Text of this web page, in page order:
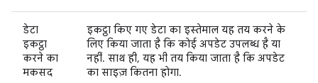
डेटा
इकट्ठा
करने का
मकसद
इकट्ठा किए गए डेटा का इस्तेमाल यह तय करने के
लिए किया जाता है कि कोई अपडेट उपलब्ध है या
नहीं. साथ ही, यह भी तय किया जाता है कि अपडेट
का साइज़ कितना होगा.